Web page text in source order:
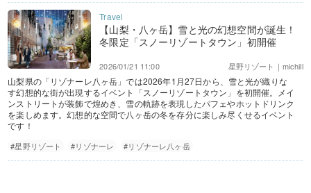
【山梨・八ヶ岳】雪と光の幻想空間が誕生！
冬限定「スノーリゾートタウン」初開催
星野リゾート｜michill
2026/01/21 11:00
山梨県の「リゾナーレ八ヶ岳」では2026年1月27日から、雪と光が織りな
す幻想的な街が出現するイベント「スノーリゾートタウン」を初開催。メイ
ンストリートが装飾で煌めき、雪の軌跡を表現したパフェやホットドリンク
を楽しめます。幻想的な空間で八ヶ岳の冬を存分に楽しみ尽くせるイベント
です！
#星野リゾート #リゾナーレ #リゾナーレ八ヶ岳